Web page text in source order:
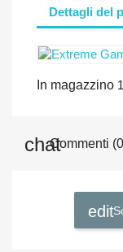
Dettagli del
In magazzino
Commenti